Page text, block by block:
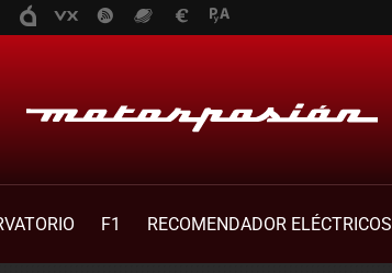
F1
RECOMENDADOR ELÉCTRICOS